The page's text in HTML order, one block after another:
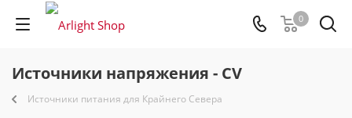
0
Источники напряжения - CV
Источники питания для Крайнего Севера